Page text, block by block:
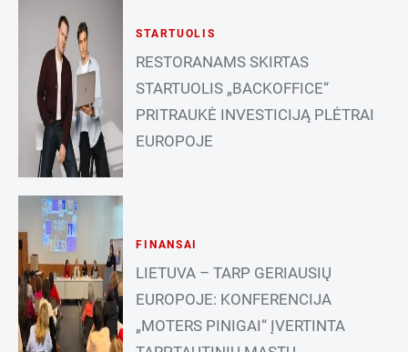
STARTUOLIS
RESTORANAMS SKIRTAS
STARTUOLIS „BACKOFFICE“
PRITRAUKĖ INVESTICIJĄ PLĖTRAI
EUROPOJE
FINANSAI
LIETUVA – TARP GERIAUSIŲ
EUROPOJE: KONFERENCIJA
„MOTERS PINIGAI“ ĮVERTINTA